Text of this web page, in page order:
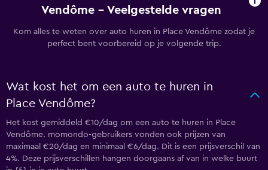
Vendôme - Veelgestelde vragen
Kom alles te weten over auto huren in Place Vendôme zodat je
perfect bent voorbereid op je volgende trip.
Wat kost het om een auto te huren in
Place Vendôme?
Het kost gemiddeld €10/dag om een auto te huren in Place
Vendôme. momondo-gebruikers vonden ook prijzen van
maximaal €20/dag en minimaal €6/dag. Dit is een prijsverschil van
4%. Deze prijsverschillen hangen doorgaans af van in welke buurt